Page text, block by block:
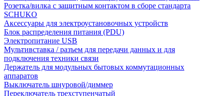
Розетка/вилка с защитным контактом в сборе стандарта
SCHUKO
Аксессуары для электроустановочных устройств
Блок распределения питания (PDU)
Электропитание USB
Мультивставка / разъем для передачи данных и для
подключения техники связи
Держатель для модульных бытовых коммутационных
аппаратов
Выключатель шнуровой/диммер
Переключатель трехступенчатый